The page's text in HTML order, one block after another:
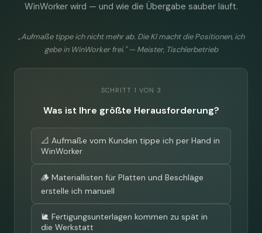
WinWorker wird — und wie die Übergabe sauber läuft.
„Aufmaße tippe ich nicht mehr ab. Die KI macht die Positionen, ich
gebe in WinWorker frei." — Meister, Tischlerbetrieb
SCHRITT 1 VON 3
Was ist Ihre größte Herausforderung?
📐 Aufmaße vom Kunden tippe ich per Hand in
WinWorker
🪵 Materiallisten für Platten und Beschläge
erstelle ich manuell
🐌 Fertigungsunterlagen kommen zu spät in
die Werkstatt